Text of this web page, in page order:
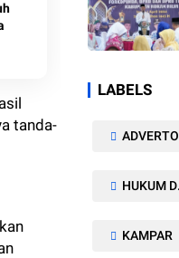
tanda-
LABELS
ADVERTORIAL/GALERI
HUKUM DAN KRIMINAL
KAMPAR